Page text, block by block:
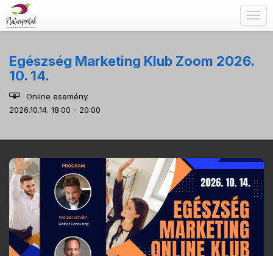
Egészség Marketing Klub Zoom 2026.
10. 14.
Online esemény
2026.10.14. 18:00 - 20:00